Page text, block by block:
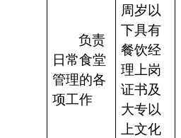
负责
日常食堂
管理的各
项工作
周岁以
下具有
餐饮经
理上岗
证书及
大专以
上文化